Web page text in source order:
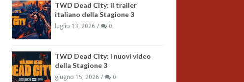
TWD Dead City: il trailer
italiano della Stagione 3
luglio 13, 2026 0
TWD Dead City: i nuovi video
della Stagione 3
giugno 15, 2026 0